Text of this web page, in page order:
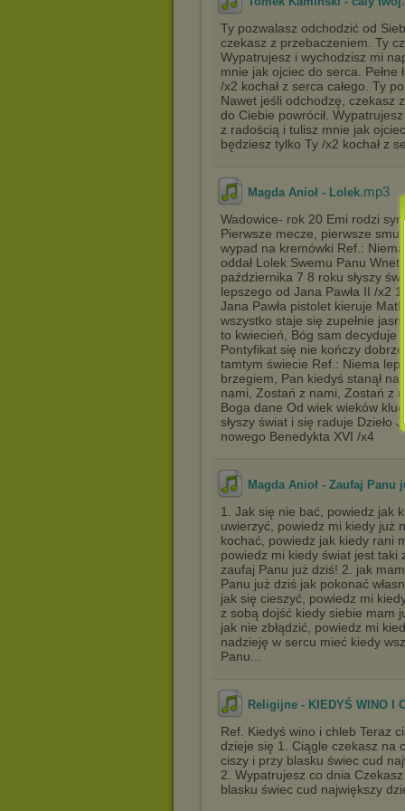
Ty pozwalasz odchodzić od
czekasz z przebaczeniem. Ty
Wypatrujesz i wychodzisz mi
mnie jak ojciec do serca.
/x2 kochał z serca całego. Ty
Nawet jeśli odchodzę, czekasz
do Ciebie powrócił.
z radością i tulisz mnie jak
będziesz tylko Ty /x2 kochał z
Magda Anioł - Lolek.mp3
Wadowice- rok 20 Emi rodzi
Pierwsze mecze, pierwsze
wypad na kremówki Ref.:
oddał Lolek Swemu Panu
października 7 8 roku słyszy
lepszego od Jana Pawła II /x2
Jana Pawła pistolet kieruje
wszystko staje się zupełnie
to kwiecień, Bóg sam decyduje
Pontyfikat się nie kończy
tamtym świecie Ref.: Niema
brzegiem, Pan kiedyś stanął
nami, Zostań z nami, Zostań z
Boga dane Od wiek wieków
słyszy świat i się raduje Dzieło
nowego Benedykta XVI /x4
Magda Anioł - Zaufaj Panu
1. Jak się nie bać, powiedz jak
uwierzyć, powiedz mi kiedy już
kochać, powiedz jak kiedy rani
powiedz mi kiedy świat jest taki
zaufaj Panu już dziś! 2. jak
Panu już dziś jak pokonać
jak się cieszyć, powiedz mi
z sobą dojść kiedy siebie mam
jak nie zbłądzić, powiedz mi
nadzieję w sercu mieć kiedy
Panu...
Religijne - KIEDYŚ WINO I
Ref. Kiedyś wino i chleb Teraz
dzieje się 1. Ciągle czekasz na
ciszy i przy blasku świec cud
2. Wypatrujesz co dnia
blasku świec cud największy